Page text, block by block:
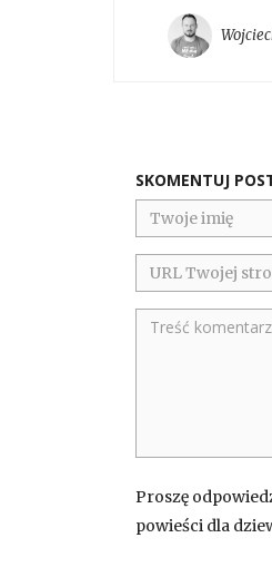
SKOMENTUJ
Proszę
powieści dla